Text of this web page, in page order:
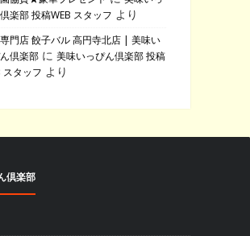
楽部 投稿WEB スタッフ より
門店 餃子バル 高円寺北店 | 美味い
倶楽部 に 美味いっぴん倶楽部 投稿
スタッフ より
倶楽部